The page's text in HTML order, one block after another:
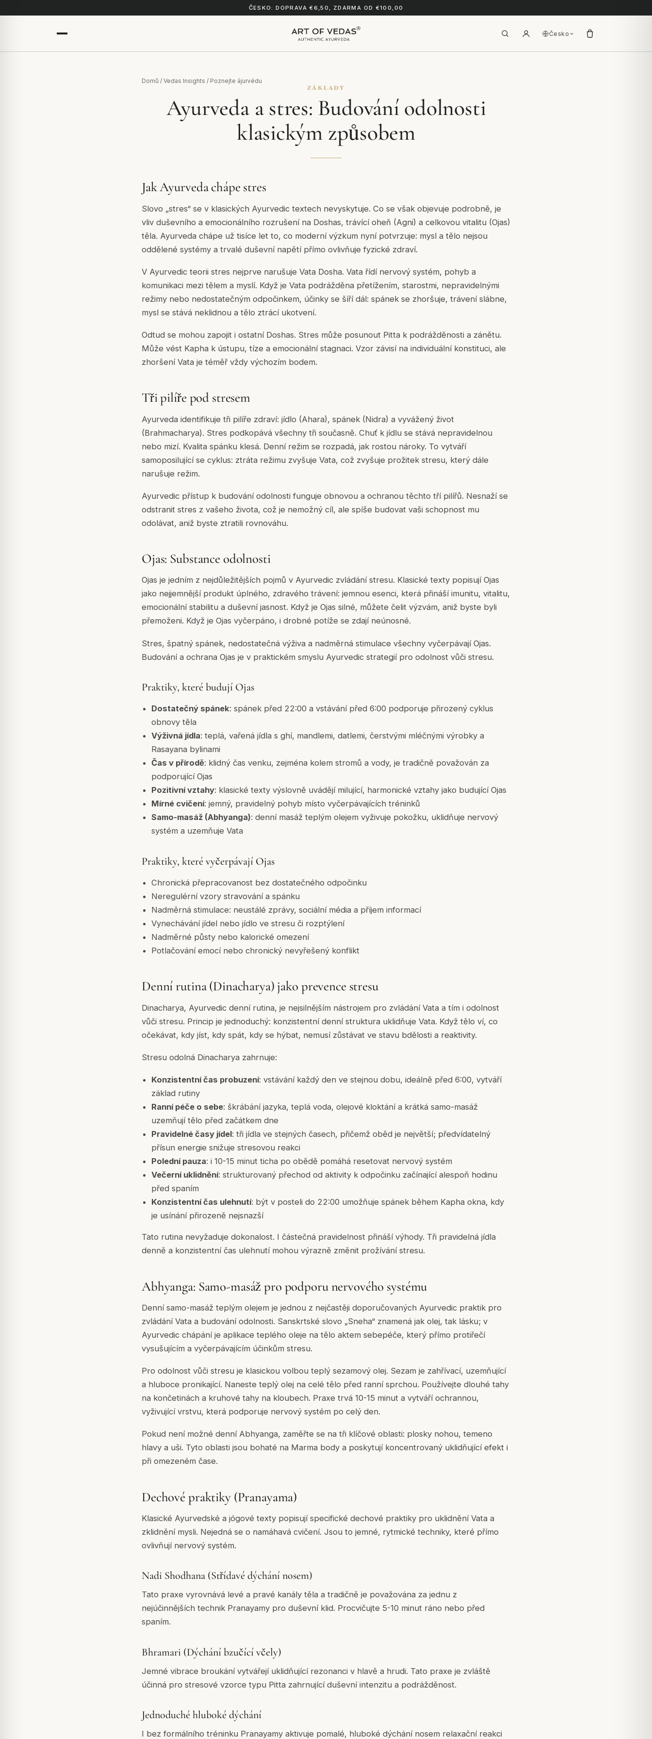
ČESKO: DOPRAVA €6,50, ZDARMA OD €100,00
Česko
Domů / Vedas Insights / Poznejte ájurvédu
ZÁKLADY
Ayurveda a stres: Budování odolnosti
klasickým způsobem
Jak Ayurveda chápe stres
Slovo „stres“ se v klasických Ayurvedic textech nevyskytuje. Co se však objevuje podrobně, je
vliv duševního a emocionálního rozrušení na Doshas, trávící oheň (Agni) a celkovou vitalitu (Ojas)
těla. Ayurveda chápe už tisíce let to, co moderní výzkum nyní potvrzuje: mysl a tělo nejsou
oddělené systémy a trvalé duševní napětí přímo ovlivňuje fyzické zdraví.
V Ayurvedic teorii stres nejprve narušuje Vata Dosha. Vata řídí nervový systém, pohyb a
komunikaci mezi tělem a myslí. Když je Vata podrážděna přetížením, starostmi, nepravidelnými
režimy nebo nedostatečným odpočinkem, účinky se šíří dál: spánek se zhoršuje, trávení slábne,
mysl se stává neklidnou a tělo ztrácí ukotvení.
Odtud se mohou zapojit i ostatní Doshas. Stres může posunout Pitta k podrážděnosti a zánětu.
Může vést Kapha k ústupu, tíze a emocionální stagnaci. Vzor závisí na individuální konstituci, ale
zhoršení Vata je téměř vždy výchozím bodem.
Tři pilíře pod stresem
Ayurveda identifikuje tři pilíře zdraví: jídlo (Ahara), spánek (Nidra) a vyvážený život
(Brahmacharya). Stres podkopává všechny tři současně. Chuť k jídlu se stává nepravidelnou
nebo mizí. Kvalita spánku klesá. Denní režim se rozpadá, jak rostou nároky. To vytváří
samoposilující se cyklus: ztráta režimu zvyšuje Vata, což zvyšuje prožitek stresu, který dále
narušuje režim.
Ayurvedic přístup k budování odolnosti funguje obnovou a ochranou těchto tří pilířů. Nesnaží se
odstranit stres z vašeho života, což je nemožný cíl, ale spíše budovat vaši schopnost mu
odolávat, aniž byste ztratili rovnováhu.
Ojas: Substance odolnosti
Ojas je jedním z nejdůležitějších pojmů v Ayurvedic zvládání stresu. Klasické texty popisují Ojas
jako nejjemnější produkt úplného, zdravého trávení: jemnou esenci, která přináší imunitu, vitalitu,
emocionální stabilitu a duševní jasnost. Když je Ojas silné, můžete čelit výzvám, aniž byste byli
přemoženi. Když je Ojas vyčerpáno, i drobné potíže se zdají neúnosné.
Stres, špatný spánek, nedostatečná výživa a nadměrná stimulace všechny vyčerpávají Ojas.
Budování a ochrana Ojas je v praktickém smyslu Ayurvedic strategií pro odolnost vůči stresu.
Praktiky, které budují Ojas
Dostatečný spánek: spánek před 22:00 a vstávání před 6:00 podporuje přirozený cyklus
obnovy těla
Výživná jídla: teplá, vařená jídla s ghí, mandlemi, datlemi, čerstvými mléčnými výrobky a
Rasayana bylinami
Čas v přírodě: klidný čas venku, zejména kolem stromů a vody, je tradičně považován za
podporující Ojas
Pozitivní vztahy: klasické texty výslovně uvádějí milující, harmonické vztahy jako budující Ojas
Mírné cvičení: jemný, pravidelný pohyb místo vyčerpávajících tréninků
Samo-masáž (Abhyanga): denní masáž teplým olejem vyživuje pokožku, uklidňuje nervový
systém a uzemňuje Vata
Praktiky, které vyčerpávají Ojas
Chronická přepracovanost bez dostatečného odpočinku
Neregulérní vzory stravování a spánku
Nadměrná stimulace: neustálé zprávy, sociální média a příjem informací
Vynechávání jídel nebo jídlo ve stresu či rozptýlení
Nadměrné půsty nebo kalorické omezení
Potlačování emocí nebo chronický nevyřešený konflikt
Denní rutina (Dinacharya) jako prevence stresu
Dinacharya, Ayurvedic denní rutina, je nejsilnějším nástrojem pro zvládání Vata a tím i odolnost
vůči stresu. Princip je jednoduchý: konzistentní denní struktura uklidňuje Vata. Když tělo ví, co
očekávat, kdy jíst, kdy spát, kdy se hýbat, nemusí zůstávat ve stavu bdělosti a reaktivity.
Stresu odolná Dinacharya zahrnuje:
Konzistentní čas probuzení: vstávání každý den ve stejnou dobu, ideálně před 6:00, vytváří
základ rutiny
Ranní péče o sebe: škrábání jazyka, teplá voda, olejové kloktání a krátká samo-masáž
uzemňují tělo před začátkem dne
Pravidelné časy jídel: tři jídla ve stejných časech, přičemž oběd je největší; předvídatelný
přísun energie snižuje stresovou reakci
Polední pauza: i 10-15 minut ticha po obědě pomáhá resetovat nervový systém
Večerní uklidnění: strukturovaný přechod od aktivity k odpočinku začínající alespoň hodinu
před spaním
Konzistentní čas ulehnutí: být v posteli do 22:00 umožňuje spánek během Kapha okna, kdy
je usínání přirozeně nejsnazší
Tato rutina nevyžaduje dokonalost. I částečná pravidelnost přináší výhody. Tři pravidelná jídla
denně a konzistentní čas ulehnutí mohou výrazně změnit prožívání stresu.
Abhyanga: Samo-masáž pro podporu nervového systému
Denní samo-masáž teplým olejem je jednou z nejčastěji doporučovaných Ayurvedic praktik pro
zvládání Vata a budování odolnosti. Sanskrtské slovo „Sneha“ znamená jak olej, tak lásku; v
Ayurvedic chápání je aplikace teplého oleje na tělo aktem sebepéče, který přímo protiřečí
vysušujícím a vyčerpávajícím účinkům stresu.
Pro odolnost vůči stresu je klasickou volbou teplý sezamový olej. Sezam je zahřívací, uzemňující
a hluboce pronikající. Naneste teplý olej na celé tělo před ranní sprchou. Používejte dlouhé tahy
na končetinách a kruhové tahy na kloubech. Praxe trvá 10-15 minut a vytváří ochrannou,
vyživující vrstvu, která podporuje nervový systém po celý den.
Pokud není možné denní Abhyanga, zaměřte se na tři klíčové oblasti: plosky nohou, temeno
hlavy a uši. Tyto oblasti jsou bohaté na Marma body a poskytují koncentrovaný uklidňující efekt i
při omezeném čase.
Dechové praktiky (Pranayama)
Klasické Ayurvedské a jógové texty popisují specifické dechové praktiky pro uklidnění Vata a
zklidnění mysli. Nejedná se o namáhavá cvičení. Jsou to jemné, rytmické techniky, které přímo
ovlivňují nervový systém.
Nadi Shodhana (Střídavé dýchání nosem)
Tato praxe vyrovnává levé a pravé kanály těla a tradičně je považována za jednu z
nejúčinnějších technik Pranayamy pro duševní klid. Procvičujte 5-10 minut ráno nebo před
spaním.
Bhramari (Dýchání bzučící včely)
Jemné vibrace broukání vytvářejí uklidňující rezonanci v hlavě a hrudi. Tato praxe je zvláště
účinná pro stresové vzorce typu Pitta zahrnující duševní intenzitu a podrážděnost.
Jednoduché hluboké dýchání
I bez formálního tréninku Pranayamy aktivuje pomalé, hluboké dýchání nosem relaxační reakci